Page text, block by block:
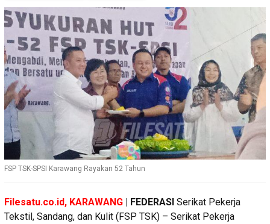
FSP TSK-SPSI Karawang Rayakan 52 Tahun
Filesatu.co.id, KARAWANG | FEDERASI Serikat Pekerja
Tekstil, Sandang, dan Kulit (FSP TSK) – Serikat Pekerja